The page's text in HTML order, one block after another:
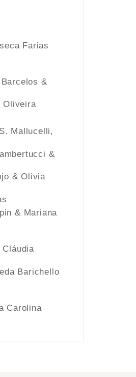
Farias
&
Oliveira
Mallucelli,
&
& Olivia
& Mariana
Barichello
Carolina